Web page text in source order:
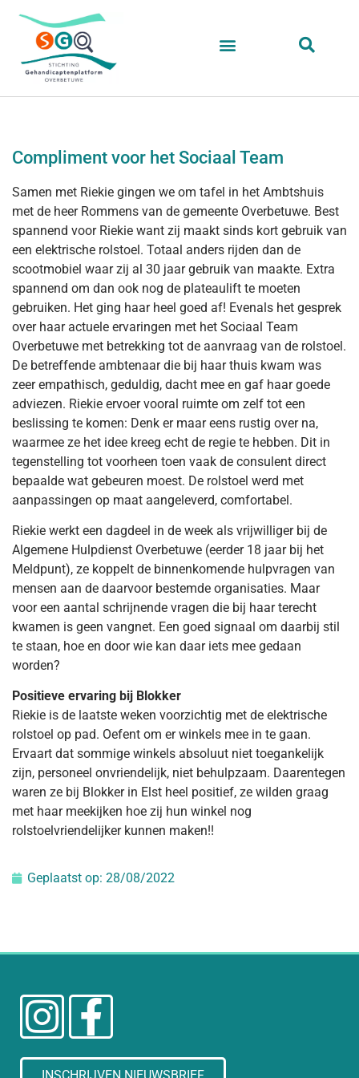
Compliment voor het Sociaal Team
Samen met Riekie gingen we om tafel in het Ambtshuis
met de heer Rommens van de gemeente Overbetuwe. Best
spannend voor Riekie want zij maakt sinds kort gebruik van
een elektrische rolstoel. Totaal anders rijden dan de
scootmobiel waar zij al 30 jaar gebruik van maakte. Extra
spannend om dan ook nog de plateaulift te moeten
gebruiken. Het ging haar heel goed af! Evenals het gesprek
over haar actuele ervaringen met het Sociaal Team
Overbetuwe met betrekking tot de aanvraag van de rolstoel.
De betreffende ambtenaar die bij haar thuis kwam was
zeer empathisch, geduldig, dacht mee en gaf haar goede
adviezen. Riekie ervoer vooral ruimte om zelf tot een
beslissing te komen: Denk er maar eens rustig over na,
waarmee ze het idee kreeg echt de regie te hebben. Dit in
tegenstelling tot voorheen toen vaak de consulent direct
bepaalde wat gebeuren moest. De rolstoel werd met
aanpassingen op maat aangeleverd, comfortabel.
Riekie werkt een dagdeel in de week als vrijwilliger bij de
Algemene Hulpdienst Overbetuwe (eerder 18 jaar bij het
Meldpunt), ze koppelt de binnenkomende hulpvragen van
mensen aan de daarvoor bestemde organisaties. Maar
voor een aantal schrijnende vragen die bij haar terecht
kwamen is geen vangnet. Een goed signaal om daarbij stil
te staan, hoe en door wie kan daar iets mee gedaan
worden?
Positieve ervaring bij Blokker
Riekie is de laatste weken voorzichtig met de elektrische
rolstoel op pad. Oefent om er winkels mee in te gaan.
Ervaart dat sommige winkels absoluut niet toegankelijk
zijn, personeel onvriendelijk, niet behulpzaam. Daarentegen
waren ze bij Blokker in Elst heel positief, ze wilden graag
met haar meekijken hoe zij hun winkel nog
rolstoelvriendelijker kunnen maken!!
Geplaatst op: 28/08/2022